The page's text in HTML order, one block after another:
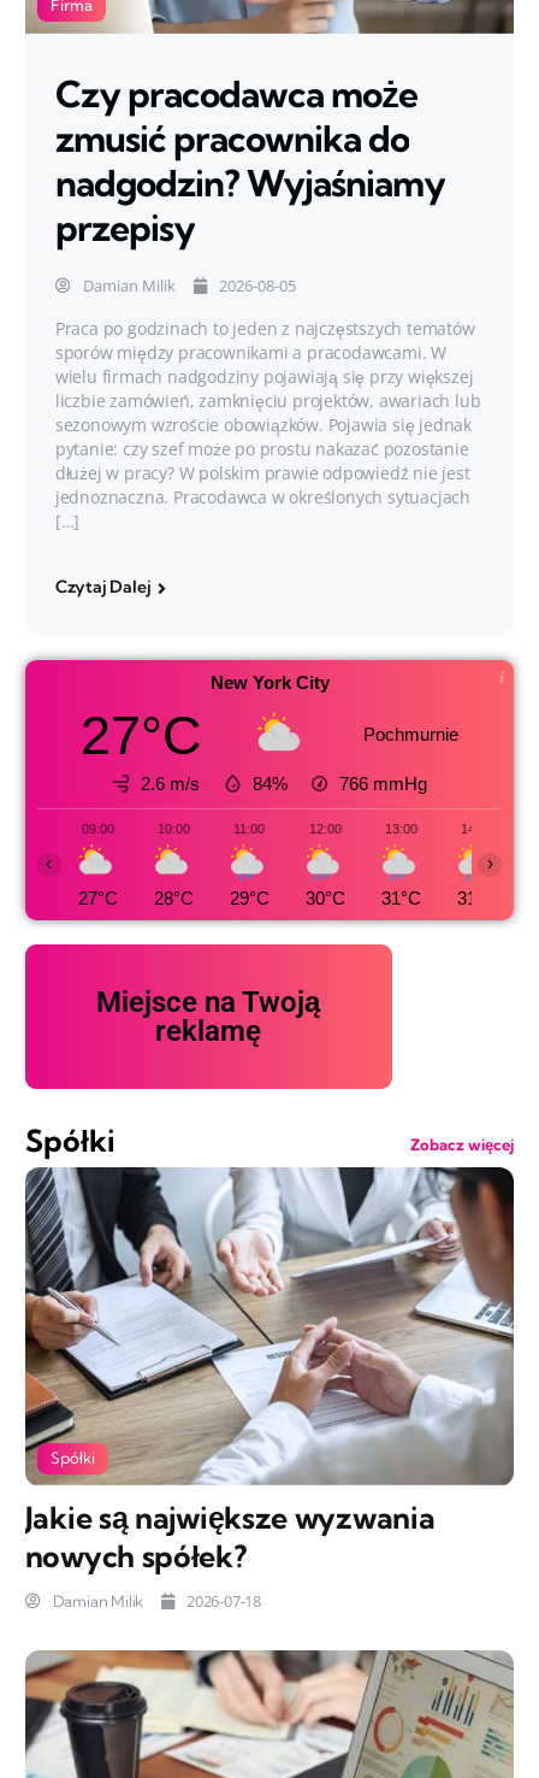
Firma
Czy pracodawca może
zmusić pracownika do
nadgodzin? Wyjaśniamy
przepisy
Damian Milik 2026-08-05
Praca po godzinach to jeden z najczęstszych tematów
sporów między pracownikami a pracodawcami. W
wielu firmach nadgodziny pojawiają się przy większej
liczbie zamówień, zamknięciu projektów, awariach lub
sezonowym wzroście obowiązków. Pojawia się jednak
pytanie: czy szef może po prostu nakazać pozostanie
dłużej w pracy? W polskim prawie odpowiedź nie jest
jednoznaczna. Pracodawca w określonych sytuacjach
[…]
Czytaj Dalej
New York City
27°C Pochmurnie
2.6 m/s 84% 766 mmHg
09:00
27°C
10:00
28°C
11:00
29°C
12:00
30°C
13:00
31°C
14:00
31°C
‹ ›
Miejsce na Twoją
reklamę
Spółki Zobacz więcej
Spółki
Jakie są największe wyzwania
nowych spółek?
Damian Milik 2026-07-18